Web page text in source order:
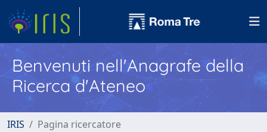
Benvenuti nell'Anagrafe della
Ricerca d'Ateneo
IRIS Pagina ricercatore